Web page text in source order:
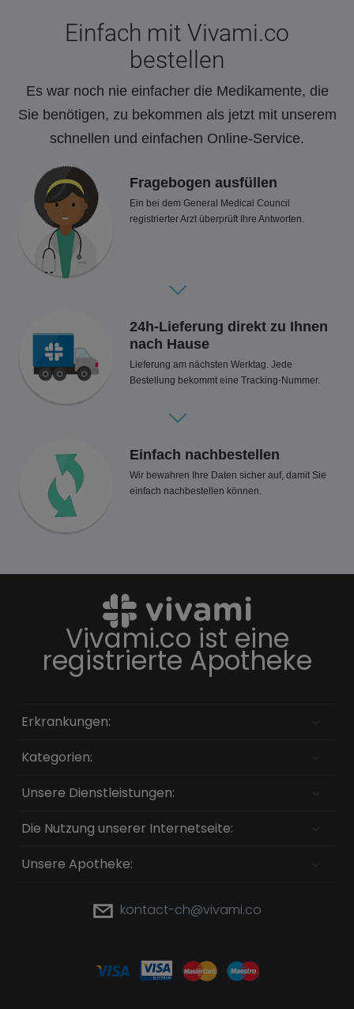
Einfach mit Vivami.co
bestellen
Es war noch nie einfacher die Medikamente, die
Sie benötigen, zu bekommen als jetzt mit unserem
schnellen und einfachen Online-Service.
Fragebogen ausfüllen
Ein bei dem General Medical Council
registrierter Arzt überprüft Ihre Antworten.
24h-Lieferung direkt zu Ihnen
nach Hause
Lieferung am nächsten Werktag. Jede
Bestellung bekommt eine Tracking-Nummer.
Einfach nachbestellen
Wir bewahren Ihre Daten sicher auf, damit Sie
einfach nachbestellen können.
Vivami.co ist eine
registrierte Apotheke
Erkrankungen:
Kategorien:
Unsere Dienstleistungen:
Die Nutzung unserer Internetseite:
Unsere Apotheke:
kontact-ch@vivami.co